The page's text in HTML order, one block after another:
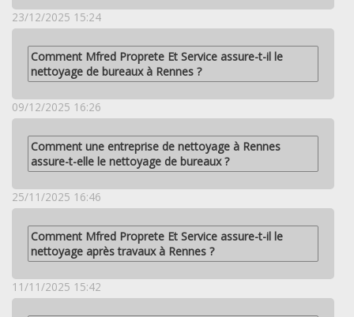
23/12/2025 15:24
Comment Mfred Proprete Et Service assure-t-il le
nettoyage de bureaux à Rennes ?
09/12/2025 16:26
Comment une entreprise de nettoyage à Rennes
assure-t-elle le nettoyage de bureaux ?
25/11/2025 16:46
Comment Mfred Proprete Et Service assure-t-il le
nettoyage après travaux à Rennes ?
11/11/2025 15:42